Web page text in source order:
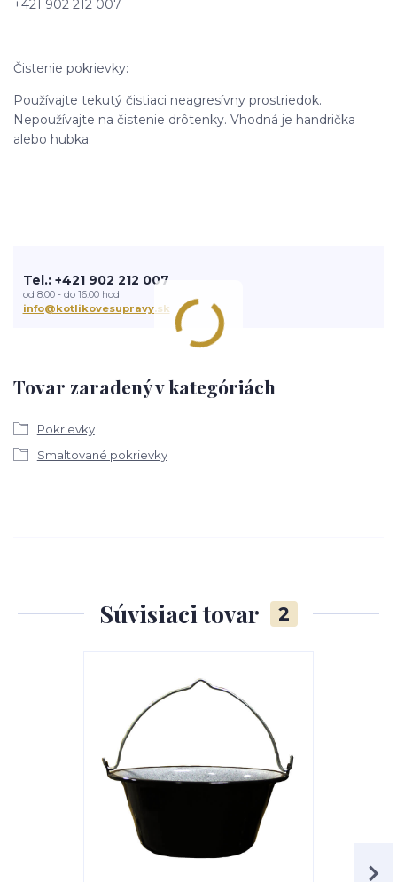
+421 902 212 007
Čistenie pokrievky:
Používajte tekutý čistiaci neagresívny prostriedok.
Nepoužívajte na čistenie drôtenky. Vhodná je handrička
alebo hubka.
Tovar zaradený v kategóriách
Pokrievky
Smaltované pokrievky
Tel.: +421 902 212 007
od 8:00 - do 16:00 hod
info@kotlikovesupravy.sk
Súvisiaci tovar 2